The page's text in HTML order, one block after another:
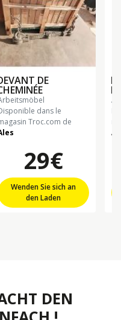
DE
arbeitsmöbel
dans le
Troc.com de
29€
Wenden Sie sich an
den Laden
DEN